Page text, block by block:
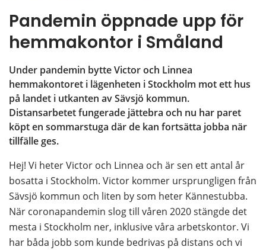
Pandemin öppnade upp för
hemmakontor i Småland
Under pandemin bytte Victor och Linnea
hemmakontoret i lägenheten i Stockholm mot ett hus
på landet i utkanten av Sävsjö kommun.
Distansarbetet fungerade jättebra och nu har paret
köpt en sommarstuga där de kan fortsätta jobba när
tillfälle ges.
Hej! Vi heter Victor och Linnea och är sen ett antal år
bosatta i Stockholm. Victor kommer ursprungligen från
Sävsjö kommun och liten by som heter Kännestubba.
När coronapandemin slog till våren 2020 stängde det
mesta i Stockholm ner, inklusive våra arbetskontor. Vi
har båda jobb som kunde bedrivas på distans och vi